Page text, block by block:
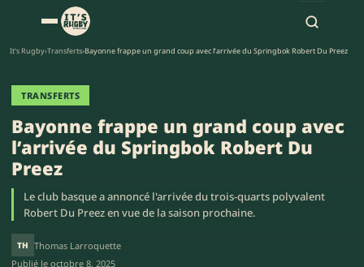
It's Rugby›Transferts›Bayonne frappe un grand coup avec l’arrivée du Springbok Robert Du Preez
TRANSFERTS
Bayonne frappe un grand coup avec
l’arrivée du Springbok Robert Du
Preez
Le club basque a annoncé l'arrivée du trois-quarts polyvalent
Robert Du Preez en vue de la saison prochaine.
TH Thomas Larroquette
Publié le octobre 8, 2025